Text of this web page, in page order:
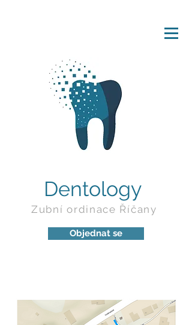
Dentology
Zubní ordinace Říčany
Objednat se